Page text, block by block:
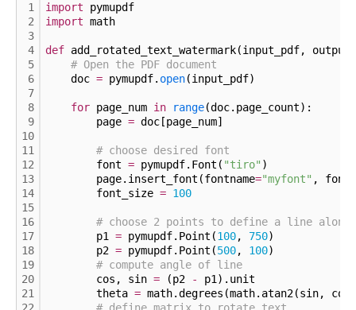
1
2
3
4
5
6
7
8
9
10
11
12
13
14
15
16
17
18
19
20
21
import pymupdf
import math
def add_rotated_text_watermark(input_pdf,
# Open the PDF document
doc = pymupdf. open(input_pdf)
for page_num in range(doc.page_count):
page = doc[page_num]
# choose desired font
font = pymupdf.Font( "tiro" )
page.insert_font(fontname="myfont" ,
font_size = 100
# choose 2 points to define a line
p1 = pymupdf.Point(100, 750)
p2 = pymupdf.Point(500, 100)
# compute angle of line
cos, sin = (p2 -
p1).unit
theta = math.degrees(math.atan2(sin,